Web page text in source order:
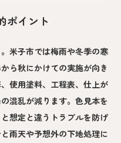
ポイント
米子市では梅雨や冬季の寒
ら秋にかけての実施が向き
使用塗料、工程表、仕上が
混乱が減ります。色見本を
想定と違うトラブルを防げ
雨天や予想外の下地処理に